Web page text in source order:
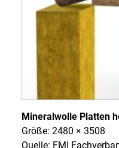
Mineralwolle Platten
Größe: 2480 × 3508
Quelle: FMI